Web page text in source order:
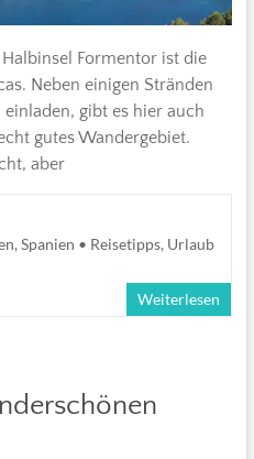
Formentor ist die
Neben einigen Stränden
gibt es hier auch
gutes Wandergebiet.
aber
, Spanien • Reisetipps, Urlaub
Weiterlesen